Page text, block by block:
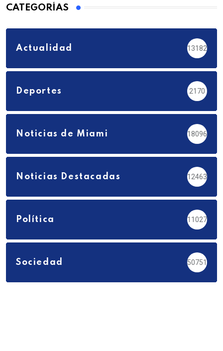
CATEGORÍAS
Actualidad 13182
Deportes 2170
Noticias de Miami 18096
Noticias Destacadas 12463
Política 11027
Sociedad 50751